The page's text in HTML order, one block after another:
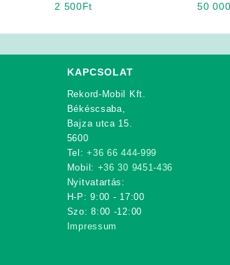
2 500Ft 50 000
KAPCSOLAT
Rekord-Mobil Kft.
Békéscsaba,
Bajza utca 15.
5600
Tel:+36 66 444-999
Mobil: +36 30 9451-436
Nyitvatartás:
H-P: 9:00 - 17:00
Szo: 8:00 -12:00
Impressum